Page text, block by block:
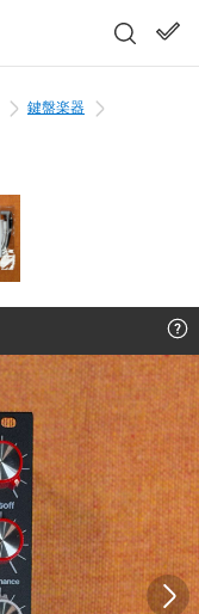
鍵盤楽器